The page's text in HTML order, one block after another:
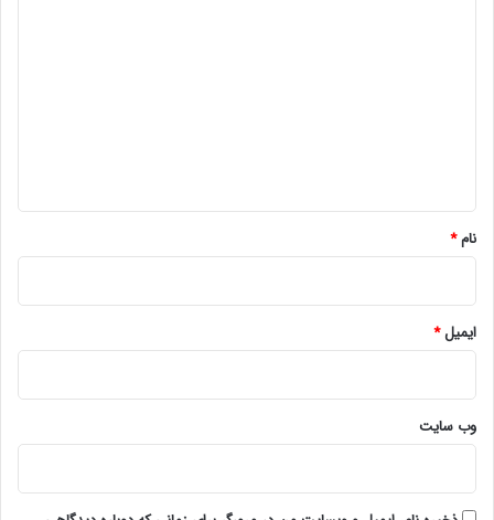
نام*
ایمیل*
وب‌ سایت